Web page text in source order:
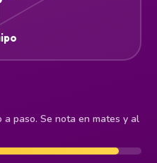
paso. Se nota en mates y al